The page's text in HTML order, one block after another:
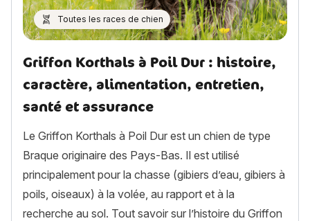
Toutes les races de chien
Griffon Korthals à Poil Dur : histoire,
caractère, alimentation, entretien,
santé et assurance
Le Griffon Korthals à Poil Dur est un chien de type
Braque originaire des Pays-Bas. Il est utilisé
principalement pour la chasse (gibiers d’eau, gibiers à
poils, oiseaux) à la volée, au rapport et à la
recherche au sol. Tout savoir sur l’histoire du Griffon